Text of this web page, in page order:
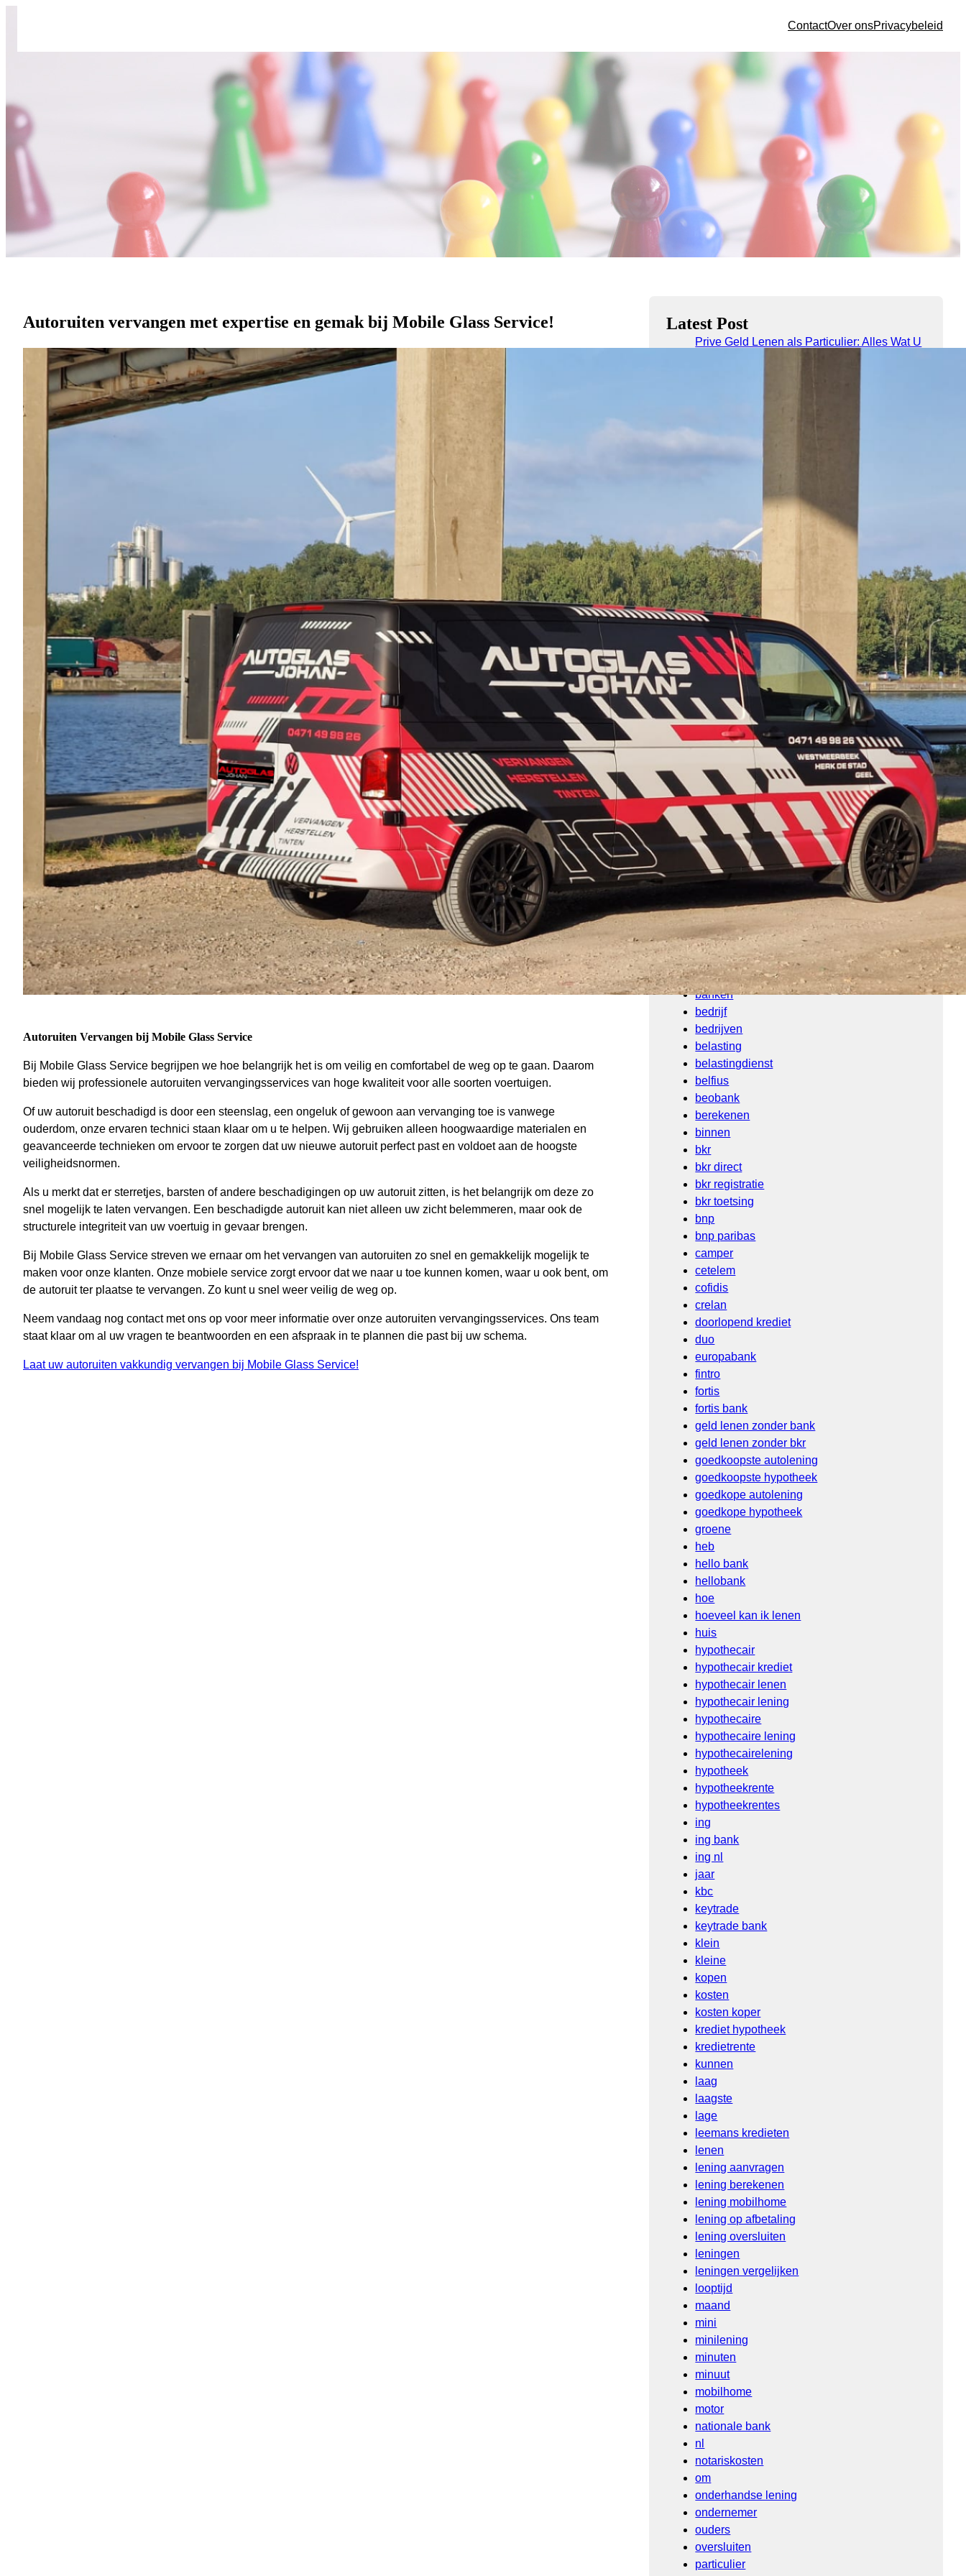
ContactOver onsPrivacybeleid
Autoruiten vervangen met expertise en gemak bij Mobile Glass Service!
Autoruiten Vervangen bij Mobile Glass Service
Bij Mobile Glass Service begrijpen we hoe belangrijk het is om veilig en comfortabel de weg op te gaan. Daarom
bieden wij professionele autoruiten vervangingsservices van hoge kwaliteit voor alle soorten voertuigen.
Of uw autoruit beschadigd is door een steenslag, een ongeluk of gewoon aan vervanging toe is vanwege
ouderdom, onze ervaren technici staan klaar om u te helpen. Wij gebruiken alleen hoogwaardige materialen en
geavanceerde technieken om ervoor te zorgen dat uw nieuwe autoruit perfect past en voldoet aan de hoogste
veiligheidsnormen.
Als u merkt dat er sterretjes, barsten of andere beschadigingen op uw autoruit zitten, is het belangrijk om deze zo
snel mogelijk te laten vervangen. Een beschadigde autoruit kan niet alleen uw zicht belemmeren, maar ook de
structurele integriteit van uw voertuig in gevaar brengen.
Bij Mobile Glass Service streven we ernaar om het vervangen van autoruiten zo snel en gemakkelijk mogelijk te
maken voor onze klanten. Onze mobiele service zorgt ervoor dat we naar u toe kunnen komen, waar u ook bent, om
de autoruit ter plaatse te vervangen. Zo kunt u snel weer veilig de weg op.
Neem vandaag nog contact met ons op voor meer informatie over onze autoruiten vervangingsservices. Ons team
staat klaar om al uw vragen te beantwoorden en een afspraak in te plannen die past bij uw schema.
Laat uw autoruiten vakkundig vervangen bij Mobile Glass Service!
Latest Post
Prive Geld Lenen als Particulier: Alles Wat U
Categories
10 euro
1000 euro
1500 euro
2000 euro
2020
2500 euro
2dehands
500 euro
5000 euro
aflossen
aflossing
aflossingstabel
aflossingsvrije hypotheek
argenta
auto
auto fortis
autolening
axa
axa bank
bank
bank krediet
banken
bedrijf
bedrijven
belasting
belastingdienst
belfius
beobank
berekenen
binnen
bkr
bkr direct
bkr registratie
bkr toetsing
bnp
bnp paribas
camper
cetelem
cofidis
crelan
doorlopend krediet
duo
europabank
fintro
fortis
fortis bank
geld lenen zonder bank
geld lenen zonder bkr
goedkoopste autolening
goedkoopste hypotheek
goedkope autolening
goedkope hypotheek
groene
heb
hello bank
hellobank
hoe
hoeveel kan ik lenen
huis
hypothecair
hypothecair krediet
hypothecair lenen
hypothecair lening
hypothecaire
hypothecaire lening
hypothecairelening
hypotheek
hypotheekrente
hypotheekrentes
ing
ing bank
ing nl
jaar
kbc
keytrade
keytrade bank
klein
kleine
kopen
kosten
kosten koper
krediet hypotheek
kredietrente
kunnen
laag
laagste
lage
leemans kredieten
lenen
lening aanvragen
lening berekenen
lening mobilhome
lening op afbetaling
lening oversluiten
leningen
leningen vergelijken
looptijd
maand
mini
minilening
minuten
minuut
mobilhome
motor
nationale bank
nl
notariskosten
om
onderhandse lening
ondernemer
ouders
oversluiten
particulier